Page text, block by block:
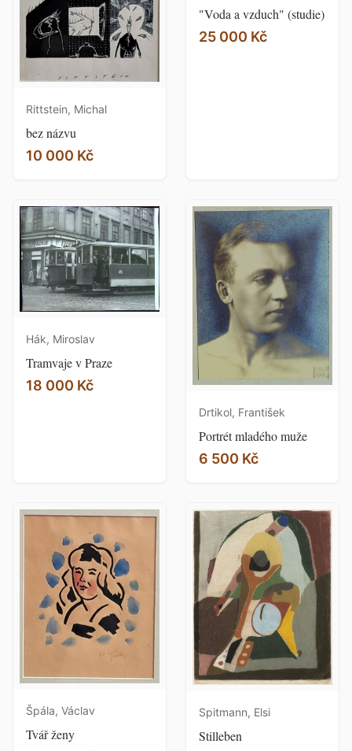
Rittstein, Michal
bez názvu
10 000 Kč
"Voda a vzduch" (studie)
25 000 Kč
Hák, Miroslav
Tramvaje v Praze
18 000 Kč
Drtikol, František
Portrét mladého muže
6 500 Kč
Špála, Václav
Tvář ženy
Spitmann, Elsi
Stilleben